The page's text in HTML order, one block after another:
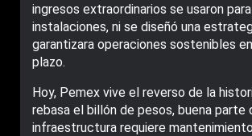
ingresos extraordinarios se usaron
instalaciones, ni se diseñó una
garantizara operaciones sostenibles
plazo.
Hoy, Pemex vive el reverso de la
rebasa el billón de pesos, buena parte
infraestructura requiere